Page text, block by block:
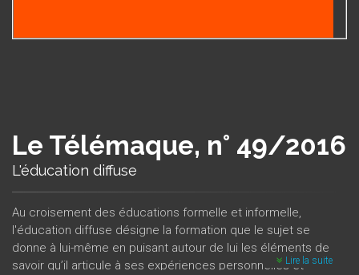
Le Télémaque, n° 49/2016
L'éducation diffuse
Au croisement des éducations formelle et informelle,
l'éducation diffuse désigne la formation que le sujet se
donne à lui-même en puisant autour de lui les éléments de
savoir qu’il articule à ses expériences personnelles etLire la suite